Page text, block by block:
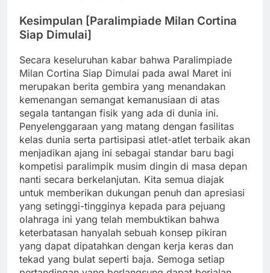
Kesimpulan [Paralimpiade Milan Cortina
Siap Dimulai]
Secara keseluruhan kabar bahwa Paralimpiade
Milan Cortina Siap Dimulai pada awal Maret ini
merupakan berita gembira yang menandakan
kemenangan semangat kemanusiaan di atas
segala tantangan fisik yang ada di dunia ini.
Penyelenggaraan yang matang dengan fasilitas
kelas dunia serta partisipasi atlet-atlet terbaik akan
menjadikan ajang ini sebagai standar baru bagi
kompetisi paralimpik musim dingin di masa depan
nanti secara berkelanjutan. Kita semua diajak
untuk memberikan dukungan penuh dan apresiasi
yang setinggi-tingginya kepada para pejuang
olahraga ini yang telah membuktikan bahwa
keterbatasan hanyalah sebuah konsep pikiran
yang dapat dipatahkan dengan kerja keras dan
tekad yang bulat seperti baja. Semoga setiap